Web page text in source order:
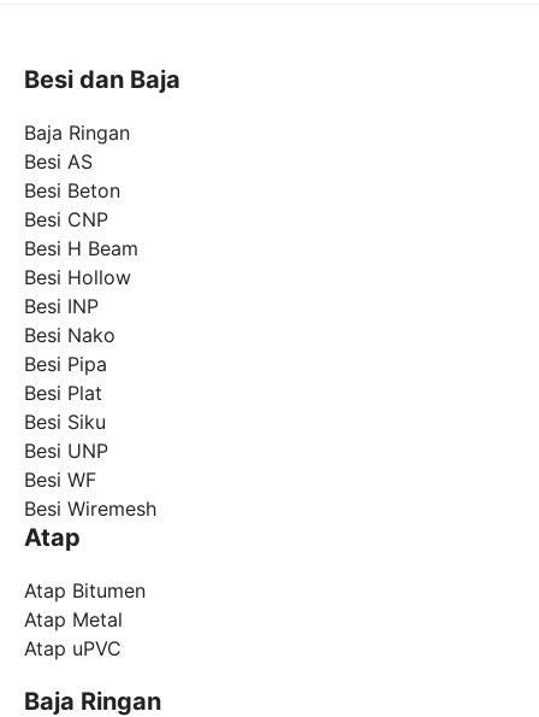
Besi dan Baja
Baja Ringan
Besi AS
Besi Beton
Besi CNP
Besi H Beam
Besi Hollow
Besi INP
Besi Nako
Besi Pipa
Besi Plat
Besi Siku
Besi UNP
Besi WF
Besi Wiremesh
Atap
Atap Bitumen
Atap Metal
Atap uPVC
Baja Ringan